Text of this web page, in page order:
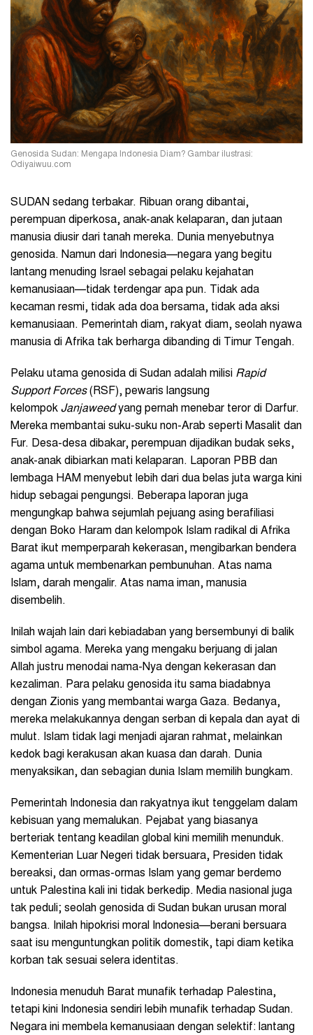
Genosida Sudan: Mengapa Indonesia Diam? Gambar ilustrasi:
Odiyaiwuu.com
SUDAN sedang terbakar. Ribuan orang dibantai,
perempuan diperkosa, anak-anak kelaparan, dan jutaan
manusia diusir dari tanah mereka. Dunia menyebutnya
genosida. Namun dari Indonesia—negara yang begitu
lantang menuding Israel sebagai pelaku kejahatan
kemanusiaan—tidak terdengar apa pun. Tidak ada
kecaman resmi, tidak ada doa bersama, tidak ada aksi
kemanusiaan. Pemerintah diam, rakyat diam, seolah nyawa
manusia di Afrika tak berharga dibanding di Timur Tengah.
Pelaku utama genosida di Sudan adalah milisi Rapid
Support Forces(RSF), pewaris langsung
kelompok Janjaweedyang pernah menebar teror di Darfur.
Mereka membantai suku-suku non-Arab seperti Masalit dan
Fur. Desa-desa dibakar, perempuan dijadikan budak seks,
anak-anak dibiarkan mati kelaparan. Laporan PBB dan
lembaga HAM menyebut lebih dari dua belas juta warga kini
hidup sebagai pengungsi. Beberapa laporan juga
mengungkap bahwa sejumlah pejuang asing berafiliasi
dengan Boko Haram dan kelompok Islam radikal di Afrika
Barat ikut memperparah kekerasan, mengibarkan bendera
agama untuk membenarkan pembunuhan. Atas nama
Islam, darah mengalir. Atas nama iman, manusia
disembelih.
Inilah wajah lain dari kebiadaban yang bersembunyi di balik
simbol agama. Mereka yang mengaku berjuang di jalan
Allah justru menodai nama-Nya dengan kekerasan dan
kezaliman. Para pelaku genosida itu sama biadabnya
dengan Zionis yang membantai warga Gaza. Bedanya,
mereka melakukannya dengan serban di kepala dan ayat di
mulut. Islam tidak lagi menjadi ajaran rahmat, melainkan
kedok bagi kerakusan akan kuasa dan darah. Dunia
menyaksikan, dan sebagian dunia Islam memilih bungkam.
Pemerintah Indonesia dan rakyatnya ikut tenggelam dalam
kebisuan yang memalukan. Pejabat yang biasanya
berteriak tentang keadilan global kini memilih menunduk.
Kementerian Luar Negeri tidak bersuara, Presiden tidak
bereaksi, dan ormas-ormas Islam yang gemar berdemo
untuk Palestina kali ini tidak berkedip. Media nasional juga
tak peduli; seolah genosida di Sudan bukan urusan moral
bangsa. Inilah hipokrisi moral Indonesia—berani bersuara
saat isu menguntungkan politik domestik, tapi diam ketika
korban tak sesuai selera identitas.
Indonesia menuduh Barat munafik terhadap Palestina,
tetapi kini Indonesia sendiri lebih munafik terhadap Sudan.
Negara ini membela kemanusiaan dengan selektif: lantang